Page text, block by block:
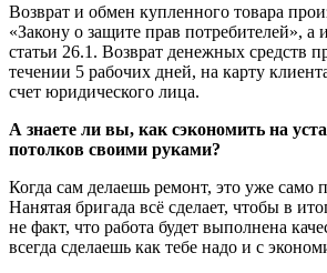
Возврат и обмен купленного товара
«Закону о защите прав потребителей»,
статьи 26.1. Возврат денежных средств
течении 5 рабочих дней, на карту
счет юридического лица.
А знаете ли вы, как сэкономить на
потолков своими руками?
Когда сам делаешь ремонт, это уже само
Нанятая бригада всё сделает, чтобы в
не факт, что работа будет выполнена
всегда сделаешь как тебе надо и с